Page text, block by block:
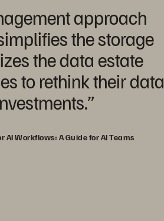
approach
the storage
the data estate
to rethink their data
AI Workflows: A Guide for AI Teams